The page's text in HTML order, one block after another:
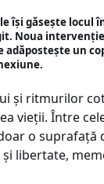
își găsește locul
Noua
un
și ritmurilor
vieții. Între
o suprafață
libertate,